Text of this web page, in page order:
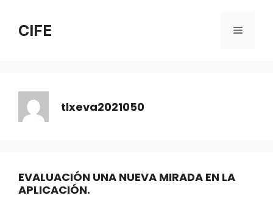
CIFE Menú
tlxeva2021050
EVALUACIÓN UNA NUEVA MIRADA EN LA
APLICACIÓN.